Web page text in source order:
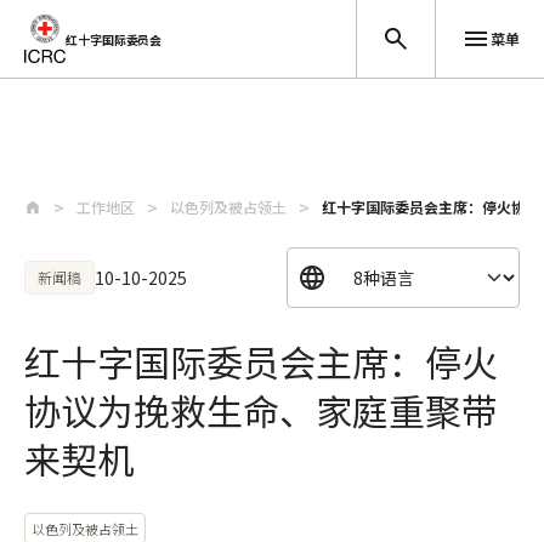
红十字国际委员会 菜单
工作地区 以色列及被占领土 红十字国际委员会主席：停火协
新闻稿 10-10-2025
红十字国际委员会主席：停火
协议为挽救生命、家庭重聚带
来契机
以色列及被占领土